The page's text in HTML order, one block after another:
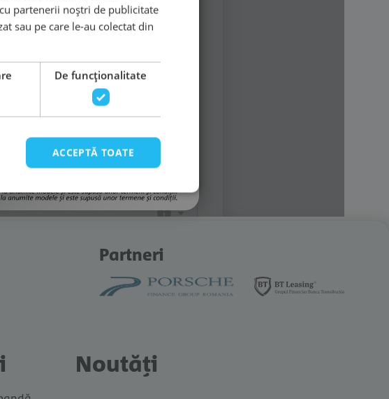
Partneri
Noutăți
partenerii noștri de publicitate
sau pe care le-au colectat din
De funcţionalitate
ACCEPTĂ TOATE